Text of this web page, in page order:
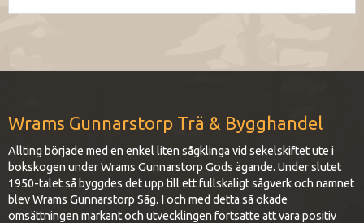
Wrams Gunnarstorp Trä & Bygghandel
Allting började med en enkel liten sågklinga vid sekelskiftet ute i
bokskogen under Wrams Gunnarstorp Gods ägande. Under slutet
1950-talet så byggdes det upp till ett fullskaligt sågverk och namnet
blev Wrams Gunnarstorp Såg. I och med detta så ökade
omsättningen markant och utvecklingen fortsatte att vara positiv